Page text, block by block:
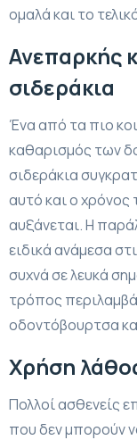
ομαλά και το
Ανεπαρκής
σιδεράκια
Ένα από τα πιο
καθαρισμός των
σιδεράκια
αυτό και ο
αυξάνεται. Η
ειδικά ανάμεσα
συχνά σε λευκά
τρόπος
οδοντόβουρτσα
Χρήση
Πολλοί ασθενείς
που δεν μπορούν